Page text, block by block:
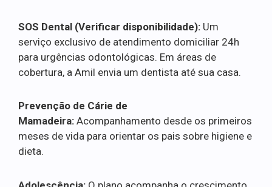
SOS Dental (Verificar disponibilidade): Um
serviço exclusivo de atendimento domiciliar 24h
para urgências odontológicas. Em áreas de
cobertura, a Amil envia um dentista até sua casa.
Prevenção de Cárie de
Mamadeira: Acompanhamento desde os primeiros
meses de vida para orientar os pais sobre higiene e
dieta.